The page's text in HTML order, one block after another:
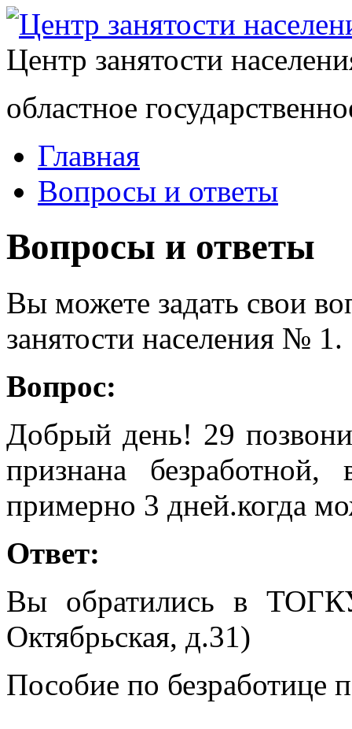
Центр занятости
областное
Главная
Вопросы и ответы
Вопросы и ответы
Вы можете задать свои
занятости населения № 1.
Вопрос:
Добрый день! 29
признана
примерно 3 дней.когда
Ответ:
Вы обратились в
Октябрьская, д.31)
Пособие по безработице